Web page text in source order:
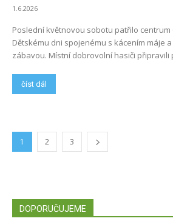
1.6.2026
Poslední květnovou sobotu patřilo centrum
Dětskému dni spojenému s kácením máje
zábavou. Místní dobrovolní hasiči připravili
číst dál
1 2 3
DOPORUČUJEME